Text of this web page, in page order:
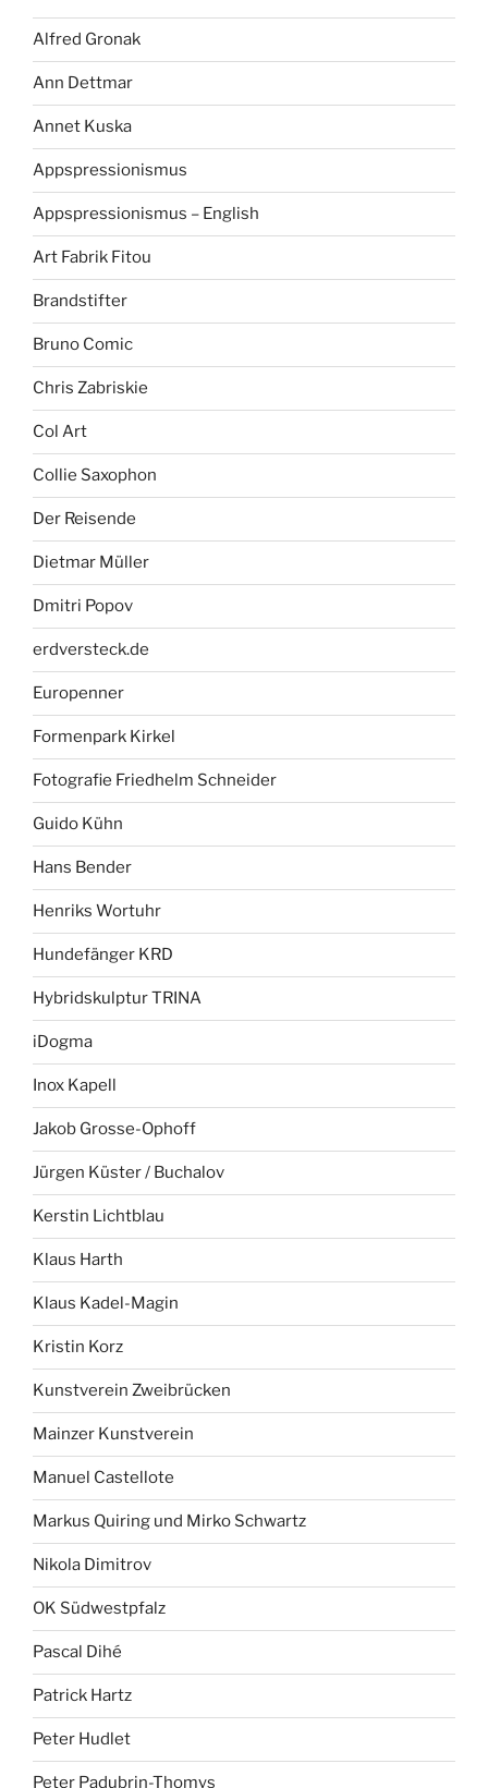
Alfred Gronak
Ann Dettmar
Annet Kuska
Appspressionismus
Appspressionismus – English
Art Fabrik Fitou
Brandstifter
Bruno Comic
Chris Zabriskie
Col Art
Collie Saxophon
Der Reisende
Dietmar Müller
Dmitri Popov
erdversteck.de
Europenner
Formenpark Kirkel
Fotografie Friedhelm Schneider
Guido Kühn
Hans Bender
Henriks Wortuhr
Hundefänger KRD
Hybridskulptur TRINA
iDogma
Inox Kapell
Jakob Grosse-Ophoff
Jürgen Küster / Buchalov
Kerstin Lichtblau
Klaus Harth
Klaus Kadel-Magin
Kristin Korz
Kunstverein Zweibrücken
Mainzer Kunstverein
Manuel Castellote
Markus Quiring und Mirko Schwartz
Nikola Dimitrov
OK Südwestpfalz
Pascal Dihé
Patrick Hartz
Peter Hudlet
Peter Padubrin-Thomys